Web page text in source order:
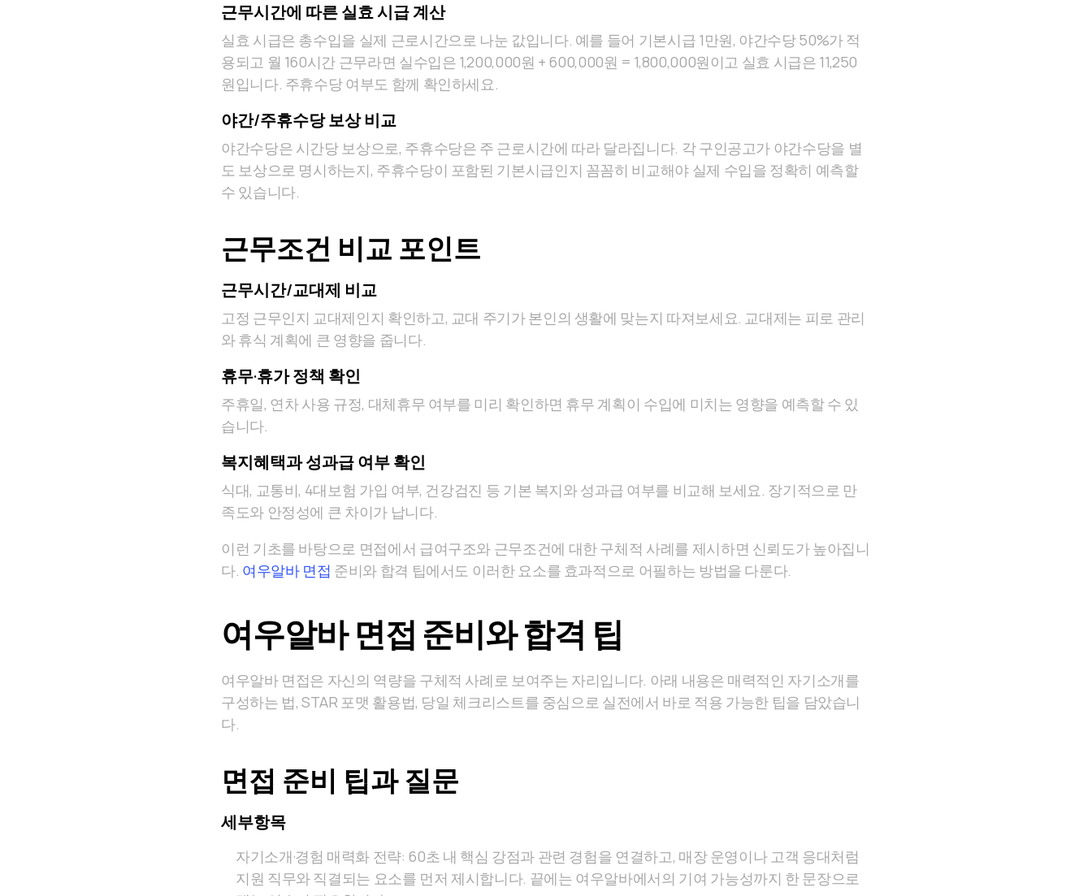
근무시간에 따른 실효 시급 계산
실효 시급은 총수입을 실제 근로시간으로 나눈 값입니다. 예를 들어 기본시급 1만원, 야간수당 50%가 적
용되고 월 160시간 근무라면 실수입은 1,200,000원 + 600,000원 = 1,800,000원이고 실효 시급은 11,250
원입니다. 주휴수당 여부도 함께 확인하세요.
야간/주휴수당 보상 비교
야간수당은 시간당 보상으로, 주휴수당은 주 근로시간에 따라 달라집니다. 각 구인공고가 야간수당을 별
도 보상으로 명시하는지, 주휴수당이 포함된 기본시급인지 꼼꼼히 비교해야 실제 수입을 정확히 예측할
수 있습니다.
근무조건 비교 포인트
근무시간/교대제 비교
고정 근무인지 교대제인지 확인하고, 교대 주기가 본인의 생활에 맞는지 따져보세요. 교대제는 피로 관리
와 휴식 계획에 큰 영향을 줍니다.
휴무·휴가 정책 확인
주휴일, 연차 사용 규정, 대체휴무 여부를 미리 확인하면 휴무 계획이 수입에 미치는 영향을 예측할 수 있
습니다.
복지혜택과 성과급 여부 확인
식대, 교통비, 4대보험 가입 여부, 건강검진 등 기본 복지와 성과급 여부를 비교해 보세요. 장기적으로 만
족도와 안정성에 큰 차이가 납니다.
이런 기초를 바탕으로 면접에서 급여구조와 근무조건에 대한 구체적 사례를 제시하면 신뢰도가 높아집니
다. 여우알바 면접 준비와 합격 팁에서도 이러한 요소를 효과적으로 어필하는 방법을 다룬다.
여우알바 면접 준비와 합격 팁
여우알바 면접은 자신의 역량을 구체적 사례로 보여주는 자리입니다. 아래 내용은 매력적인 자기소개를
구성하는 법, STAR 포맷 활용법, 당일 체크리스트를 중심으로 실전에서 바로 적용 가능한 팁을 담았습니
다.
면접 준비 팁과 질문
세부항목
자기소개·경험 매력화 전략: 60초 내 핵심 강점과 관련 경험을 연결하고, 매장 운영이나 고객 응대처럼
지원 직무와 직결되는 요소를 먼저 제시합니다. 끝에는 여우알바에서의 기여 가능성까지 한 문장으로